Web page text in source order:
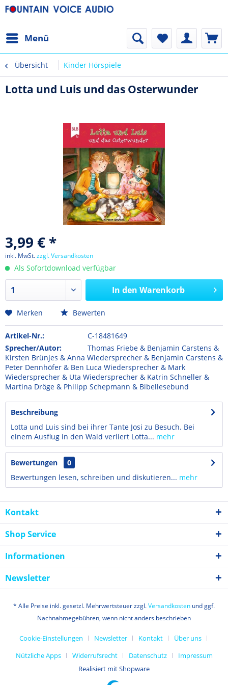
Menü
Übersicht Kinder Hörspiele
Lotta und Luis und das Osterwunder
3,99 € *
inkl. MwSt.zzgl. Versandkosten
Als Sofortdownload verfügbar
In den Warenkorb
Merken Bewerten
Artikel-Nr.:
C-18481649
Sprecher/Autor:
Thomas Friebe & Benjamin Carstens &
Kirsten Brünjes & Anna Wiedersprecher & Benjamin Carstens &
Peter Dennhöfer & Ben Luca Wiedersprecher & Mark
Wiedersprecher & Uta Wiedersprecher & Katrin Schneller &
Martina Dröge & Philipp Schepmann & Bibellesebund
Beschreibung
Lotta und Luis sind bei ihrer Tante Josi zu Besuch. Bei
einem Ausflug in den Wald verliert Lotta... mehr
Bewertungen
0
Bewertungen lesen, schreiben und diskutieren... mehr
Kontakt
Shop Service
Informationen
Newsletter
* Alle Preise inkl. gesetzl. Mehrwertsteuer zzgl.Versandkosten und ggf.
Nachnahmegebühren, wenn nicht anders beschrieben
Cookie-Einstellungen Newsletter Kontakt
Über uns
Nützliche Apps
Widerrufsrecht Datenschutz
Impressum
Realisiert mit Shopware